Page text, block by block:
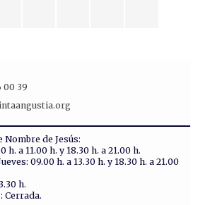
00 39
de Jesús:
h. a 11.00 h. y 18.30 h. a 21.00 h.
09.00 h. a 13.30 h. y 18.30 h. a 21.00
h.
Cerrada.